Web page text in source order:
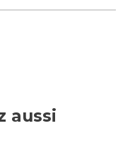
aussi